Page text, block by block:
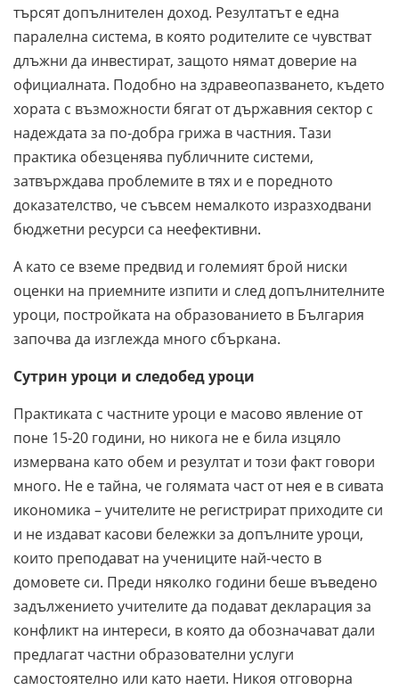
търсят допълнителен доход. Резултатът е една
паралелна система, в която родителите се чувстват
длъжни да инвестират, защото нямат доверие на
официалната. Подобно на здравеопазването, където
хората с възможности бягат от държавния сектор с
надеждата за по-добра грижа в частния. Тази
практика обезценява публичните системи,
затвърждава проблемите в тях и е поредното
доказателство, че съвсем немалкото изразходвани
бюджетни ресурси са неефективни.
А като се вземе предвид и големият брой ниски
оценки на приемните изпити и след допълнителните
уроци, постройката на образованието в България
започва да изглежда много сбъркана.
Сутрин уроци и следобед уроци
Практиката с частните уроци е масово явление от
поне 15-20 години, но никога не е била изцяло
измервана като обем и резултат и този факт говори
много. Не е тайна, че голямата част от нея е в сивата
икономика – учителите не регистрират приходите си
и не издават касови бележки за допълните уроци,
които преподават на учениците най-често в
домовете си. Преди няколко години беше въведено
задължението учителите да подават декларация за
конфликт на интереси, в която да обозначават дали
предлагат частни образователни услуги
самостоятелно или като наети. Никоя отговорна